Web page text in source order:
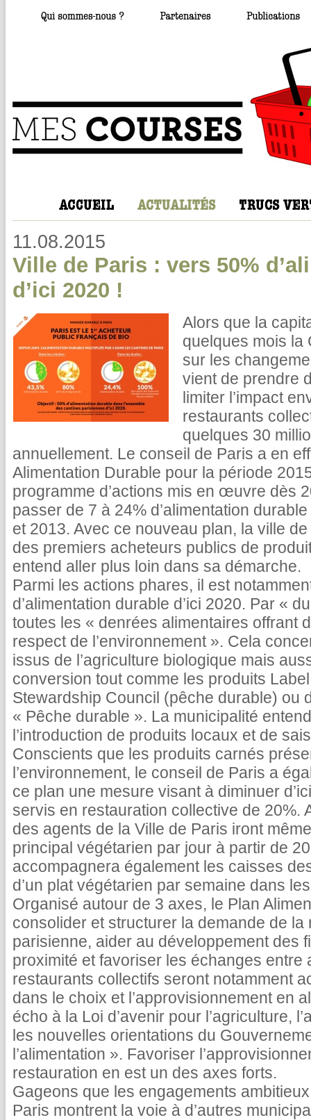
11.08.2015
Ville de Paris : vers 50%
d’ici 2020 !
Alors que la
quelques mois la
sur les
vient de prendre
limiter l’impact
restaurants
quelques 30
annuellement. Le conseil de Paris a en
Alimentation Durable pour la période
programme d’actions mis en œuvre dès
passer de 7 à 24% d’alimentation
et 2013. Avec ce nouveau plan, la ville de
des premiers acheteurs publics de
entend aller plus loin dans sa démarche.
Parmi les actions phares, il est
d’alimentation durable d’ici 2020. Par «
toutes les « denrées alimentaires offrant
respect de l’environnement ». Cela
issus de l’agriculture biologique mais
conversion tout comme les produits
Stewardship Council (pêche durable) ou
« Pêche durable ». La municipalité
l’introduction de produits locaux et de
Conscients que les produits carnés
l’environnement, le conseil de Paris a
ce plan une mesure visant à diminuer
servis en restauration collective de 20%.
des agents de la Ville de Paris iront
principal végétarien par jour à partir de
accompagnera également les caisses
d’un plat végétarien par semaine dans
Organisé autour de 3 axes, le Plan
consolider et structurer la demande de
parisienne, aider au développement des
proximité et favoriser les échanges
restaurants collectifs seront notamment
dans le choix et l’approvisionnement en
écho à la Loi d’avenir pour l’agriculture,
les nouvelles orientations du
l’alimentation ». Favoriser
restauration en est un des axes forts.
Gageons que les engagements
Paris montrent la voie à d’autres